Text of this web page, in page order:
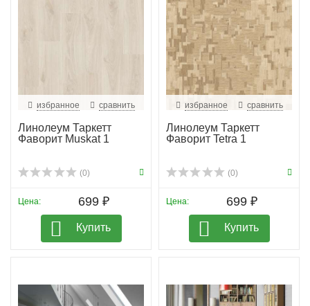
избранное сравнить
Линолеум Таркетт
Фаворит Muskat 1
(0)
Цена: 699 ₽
Купить
избранное сравнить
Линолеум Таркетт
Фаворит Tetra 1
(0)
Цена: 699 ₽
Купить